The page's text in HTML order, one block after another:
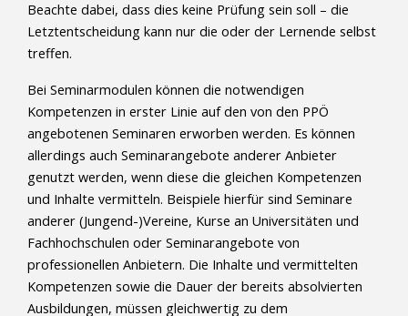
Beachte dabei, dass dies keine Prüfung sein soll – die
Letztentscheidung kann nur die oder der Lernende selbst
treffen.
Bei Seminarmodulen können die notwendigen
Kompetenzen in erster Linie auf den von den PPÖ
angebotenen Seminaren erworben werden. Es können
allerdings auch Seminarangebote anderer Anbieter
genutzt werden, wenn diese die gleichen Kompetenzen
und Inhalte vermitteln. Beispiele hierfür sind Seminare
anderer (Jungend-)Vereine, Kurse an Universitäten und
Fachhochschulen oder Seminarangebote von
professionellen Anbietern. Die Inhalte und vermittelten
Kompetenzen sowie die Dauer der bereits absolvierten
Ausbildungen, müssen gleichwertig zu dem